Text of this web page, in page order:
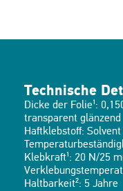
Technische
Dicke der Folie¹:
transparent glänzend
Haftklebstoff:
Klebkraft¹: 20 N/25
Haltbarkeit²: 5 Jahre